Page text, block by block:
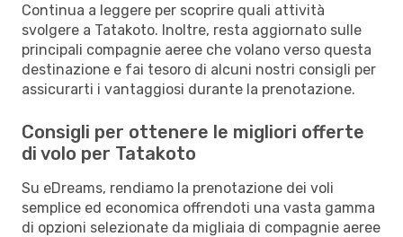
Continua a leggere per scoprire quali attività
svolgere a Tatakoto. Inoltre, resta aggiornato sulle
principali compagnie aeree che volano verso questa
destinazione e fai tesoro di alcuni nostri consigli per
assicurarti i vantaggiosi durante la prenotazione.
Consigli per ottenere le migliori offerte
di volo per Tatakoto
Su eDreams, rendiamo la prenotazione dei voli
semplice ed economica offrendoti una vasta gamma
di opzioni selezionate da migliaia di compagnie aeree